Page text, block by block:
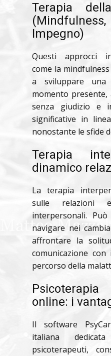
Terapia
(Mindfulness,
Impegno)
Questi approcci
come la
a sviluppare una
momento presente,
senza giudizio e
significative in
nonostante le sfide
Terapia
dinamico
La terapia
sulle relazioni
interpersonali.
navigare nei
affrontare la
comunicazione
percorso della
online: i
Il software
italiana
psicoterapeuti,